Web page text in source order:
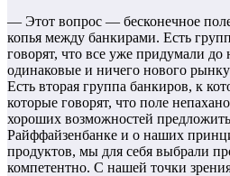
— Этот вопрос — бесконечное
копья между банкирами. Есть
говорят, что все уже придумали до
одинаковые и ничего нового
Есть вторая группа банкиров, к
которые говорят, что поле
хороших возможностей
Райффайзенбанке и о наших
продуктов, мы для себя выбрали
компетентно. С нашей точки